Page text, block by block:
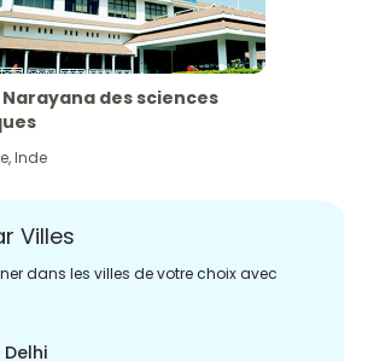
des sciences
,Inde
Villes
dans les villes de votre choix avec
Delhi